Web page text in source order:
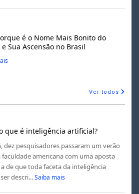
é o Nome Mais Bonito do
Sua Ascensão no Brasil
Ver todos
que é inteligência artificial?
dez pesquisadores passaram um verão
americana com uma aposta
de que toda faceta da inteligência
descri... Saiba mais